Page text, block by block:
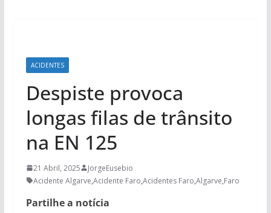
ACIDENTES
Despiste provoca
longas filas de trânsito
na EN 125
21 Abril, 2025
JorgeEusebio
Acidente Algarve,Acidente Faro,Acidentes Faro,Algarve,Faro
Partilhe a notícia